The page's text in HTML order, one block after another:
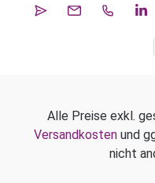
Alle Preise exkl.
Versandkosten und
nicht